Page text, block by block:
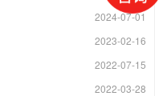
2024-07-01
2023-02-16
2022-07-15
2022-03-28